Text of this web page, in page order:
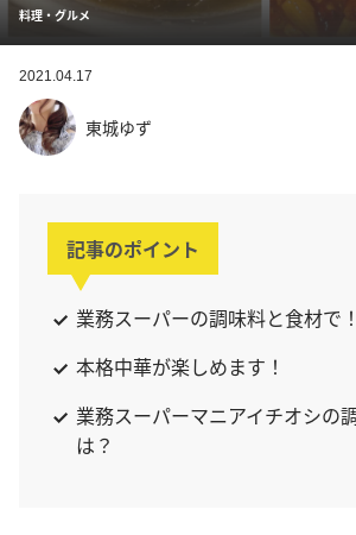
料理・グルメ
2021.04.17
東城ゆず
記事のポイント
業務スーパーの調味料と食材で！
本格中華が楽しめます！
業務スーパーマニアイチオシの
は？